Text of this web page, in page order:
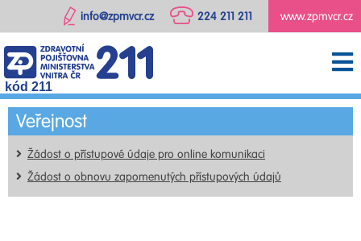
www.zpmvcr.cz
224 211 211
info@zpmvcr.cz
kód 211
Veřejnost
Žádost o přístupové údaje pro online komunikaci
Žádost o obnovu zapomenutých přístupových údajů